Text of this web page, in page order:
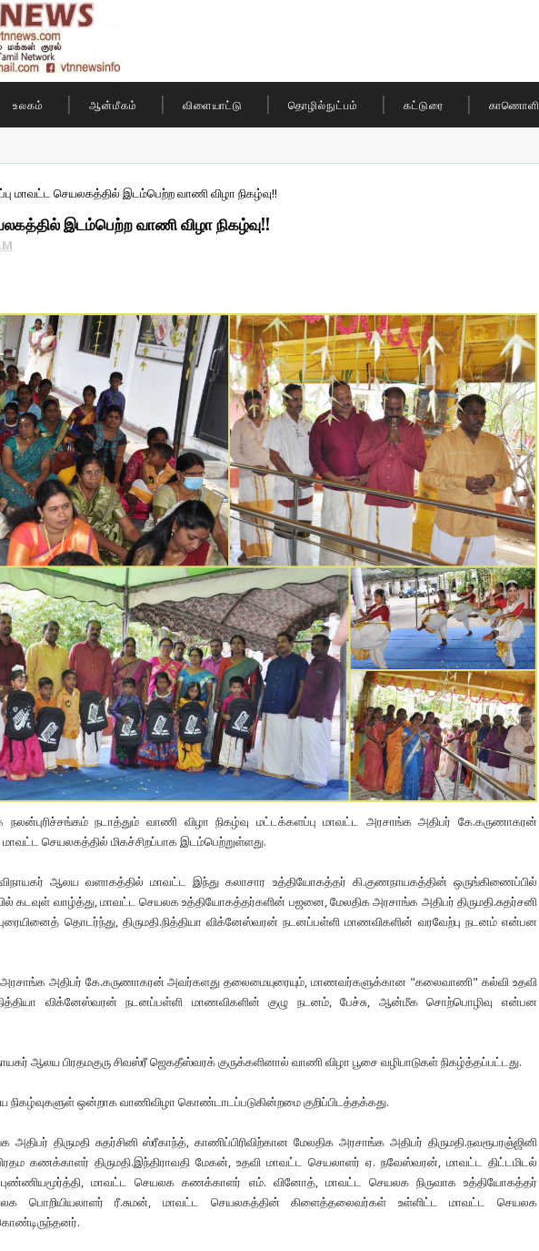
உலகம் ஆன்மீகம் விளையாட்டு தொழில்நுட்பம் கட்டுரை காணொளி
மாவட்ட செயலகத்தில் இடம்பெற்ற வாணி விழா நிகழ்வு!!
இடம்பெற்ற வாணி விழா நிகழ்வு!!
நடாத்தும் வாணி விழா நிகழ்வு மட்டக்களப்பு மாவட்ட அரசாங்க அதிபர் கே.கருணாகரன்
மாவட்ட செயலகத்தில் மிகச்சிறப்பாக இடம்பெற்றுள்ளது.
ஆலய வளாகத்தில் மாவட்ட இந்து கலாசார உத்தியோகத்தர் கி.குணநாயகத்தின் ஒருங்கிணைப்பில்
கடவுள் வாழ்த்து, மாவட்ட செயலக உத்தியோகத்தர்களின் பஜனை, மேலதிக அரசாங்க அதிபர் திருமதி.சுதர்சனி
தொடர்ந்து, திருமதி.நித்தியா விக்னேஸ்வரன் நடனப்பள்ளி மாணவிகளின் வரவேற்பு நடனம் என்பன
அதிபர் கே.கருணாகரன் அவர்களது தலைமையுரையும், மாணவர்களுக்கான "கலைவாணி" கல்வி உதவி
விக்னேஸ்வரன் நடனப்பள்ளி மாணவிகளின் குழு நடனம், பேச்சு, ஆன்மீக சொற்பொழிவு என்பன
ஆலய பிரதமகுரு சிவஸ்ரீ ஜெகதீஸ்வரக் குருக்களினால் வாணி விழா பூசை வழிபாடுகள் நிகழ்த்தப்பட்டது.
நிகழ்வுகளுள் ஒன்றாக வாணிவிழா கொண்டாடப்படுகின்றமை குறிப்பிடத்தக்கது.
திருமதி சுதர்சினி ஸ்ரீகாந்த், காணிப்பிரிவிற்கான மேலதிக அரசாங்க அதிபர் திருமதி.நவரூபரஞ்ஜினி
கணக்காளர் திருமதி.இந்திராவதி மேகன், உதவி மாவட்ட செயலாளர் ஏ. நவேஸ்வரன், மாவட்ட திட்டமிடல்
புண்ணியமூர்த்தி, மாவட்ட செயலக கணக்காளர் எம். வினோத், மாவட்ட செயலக நிருவாக உத்தியோகத்தர்
பொறியியலாளர் ரீ.சுமன், மாவட்ட செயலகத்தின் கிளைத்தலைவர்கள் உள்ளிட்ட மாவட்ட செயலக